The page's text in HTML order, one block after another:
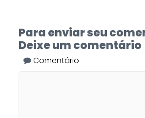
Para enviar seu
Deixe um comentário
Comentário